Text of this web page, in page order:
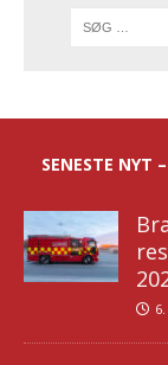
SENESTE NYT